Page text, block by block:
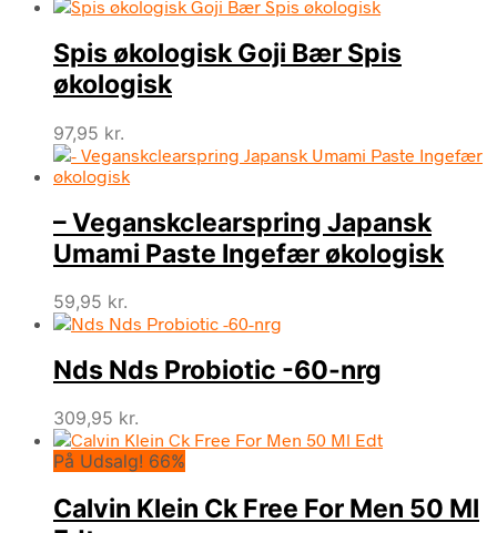
Spis økologisk Goji Bær Spis
økologisk
97,95 kr.
– Veganskclearspring Japansk
Umami Paste Ingefær økologisk
59,95 kr.
Nds Nds Probiotic -60-nrg
309,95 kr.
På Udsalg! 66%
Calvin Klein Ck Free For Men 50 Ml